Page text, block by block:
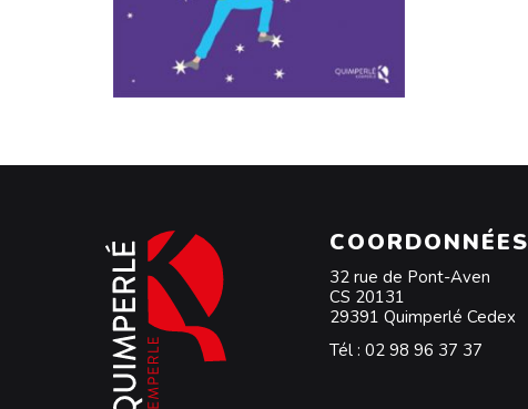
COORDONNÉES
32 rue de Pont-Aven
CS 20131
29391 Quimperlé Cedex
Tél : 02 98 96 37 37